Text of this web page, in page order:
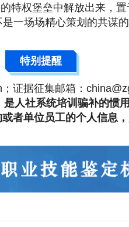
特权堡垒中解放出来，
一场场精心策划的共谋的
特别提醒
证据征集邮箱：
是人社系统培训骗补的惯
者单位员工的个人信息